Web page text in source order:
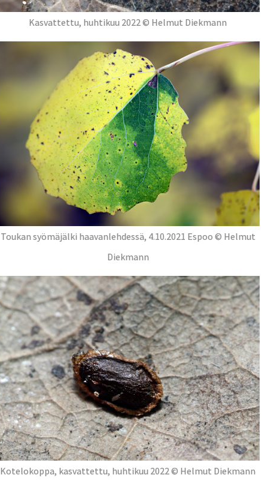
Kasvattettu, huhtikuu 2022 © Helmut Diekmann
Toukan syömäjälki haavanlehdessä, 4.10.2021 Espoo © Helmut
Diekmann
Kotelokoppa, kasvattettu, huhtikuu 2022 © Helmut Diekmann